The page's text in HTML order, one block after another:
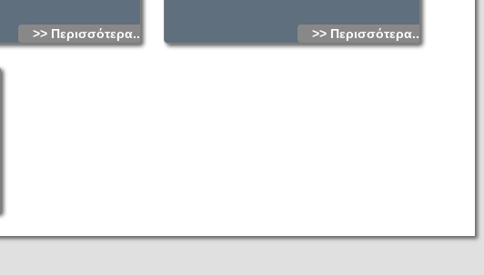
>> Περισσότερα... >> Περισσότερα...